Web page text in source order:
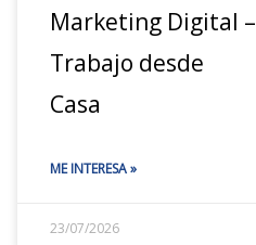
Marketing Digital –
Trabajo desde
Casa
ME INTERESA »
23/07/2026